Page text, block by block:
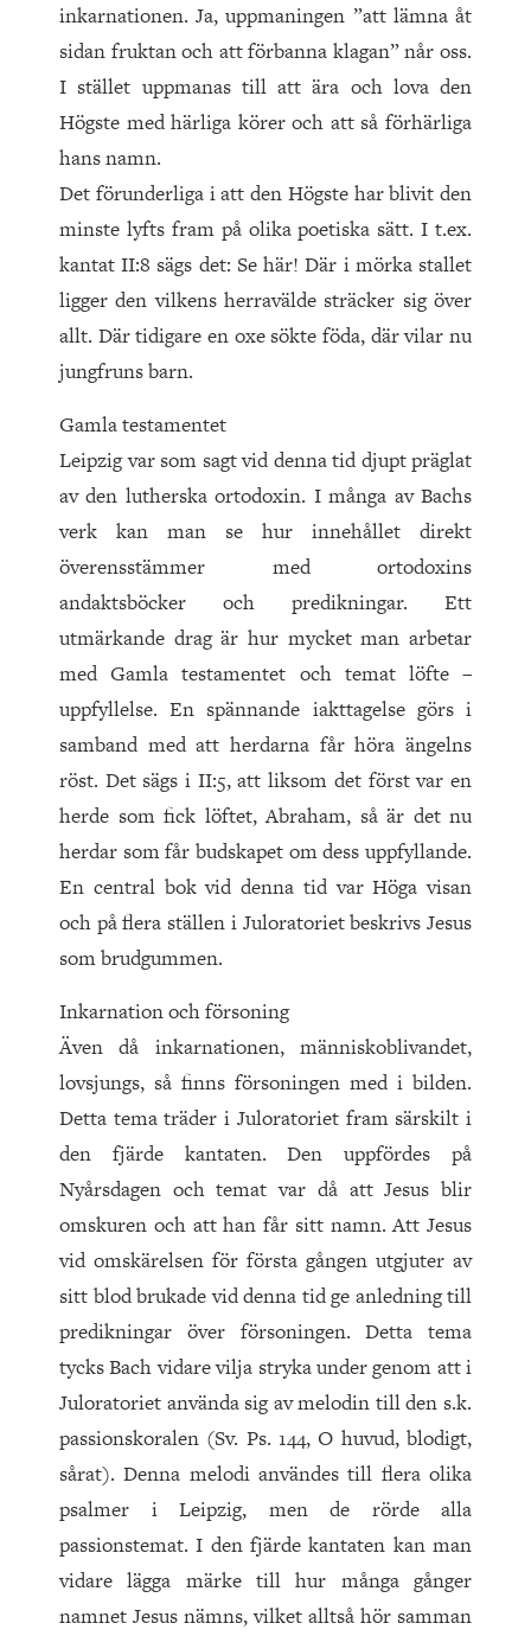
inkarnationen. Ja, uppmaningen ”att lämna åt
sidan fruktan och att förbanna klagan” når oss.
I stället uppmanas till att ära och lova den
Högste med härliga körer och att så förhärliga
hans namn.
Det förunderliga i att den Högste har blivit den
minste lyfts fram på olika poetiska sätt. I t.ex.
kantat II:8 sägs det: Se här! Där i mörka stallet
ligger den vilkens herravälde sträcker sig över
allt. Där tidigare en oxe sökte föda, där vilar nu
jungfruns barn.
Gamla testamentet
Leipzig var som sagt vid denna tid djupt präglat
av den lutherska ortodoxin. I många av Bachs
verk kan man se hur innehållet direkt
överensstämmer med ortodoxins
andaktsböcker och predikningar. Ett
utmärkande drag är hur mycket man arbetar
med Gamla testamentet och temat löfte –
uppfyllelse. En spännande iakttagelse görs i
samband med att herdarna får höra ängelns
röst. Det sägs i II:5, att liksom det först var en
herde som fick löftet, Abraham, så är det nu
herdar som får budskapet om dess uppfyllande.
En central bok vid denna tid var Höga visan
och på flera ställen i Juloratoriet beskrivs Jesus
som brudgummen.
Inkarnation och försoning
Även då inkarnationen, människoblivandet,
lovsjungs, så finns försoningen med i bilden.
Detta tema träder i Juloratoriet fram särskilt i
den fjärde kantaten. Den uppfördes på
Nyårsdagen och temat var då att Jesus blir
omskuren och att han får sitt namn. Att Jesus
vid omskärelsen för första gången utgjuter av
sitt blod brukade vid denna tid ge anledning till
predikningar över försoningen. Detta tema
tycks Bach vidare vilja stryka under genom att i
Juloratoriet använda sig av melodin till den s.k.
passionskoralen (Sv. Ps. 144, O huvud, blodigt,
sårat). Denna melodi användes till flera olika
psalmer i Leipzig, men de rörde alla
passionstemat. I den fjärde kantaten kan man
vidare lägga märke till hur många gånger
namnet Jesus nämns, vilket alltså hör samman